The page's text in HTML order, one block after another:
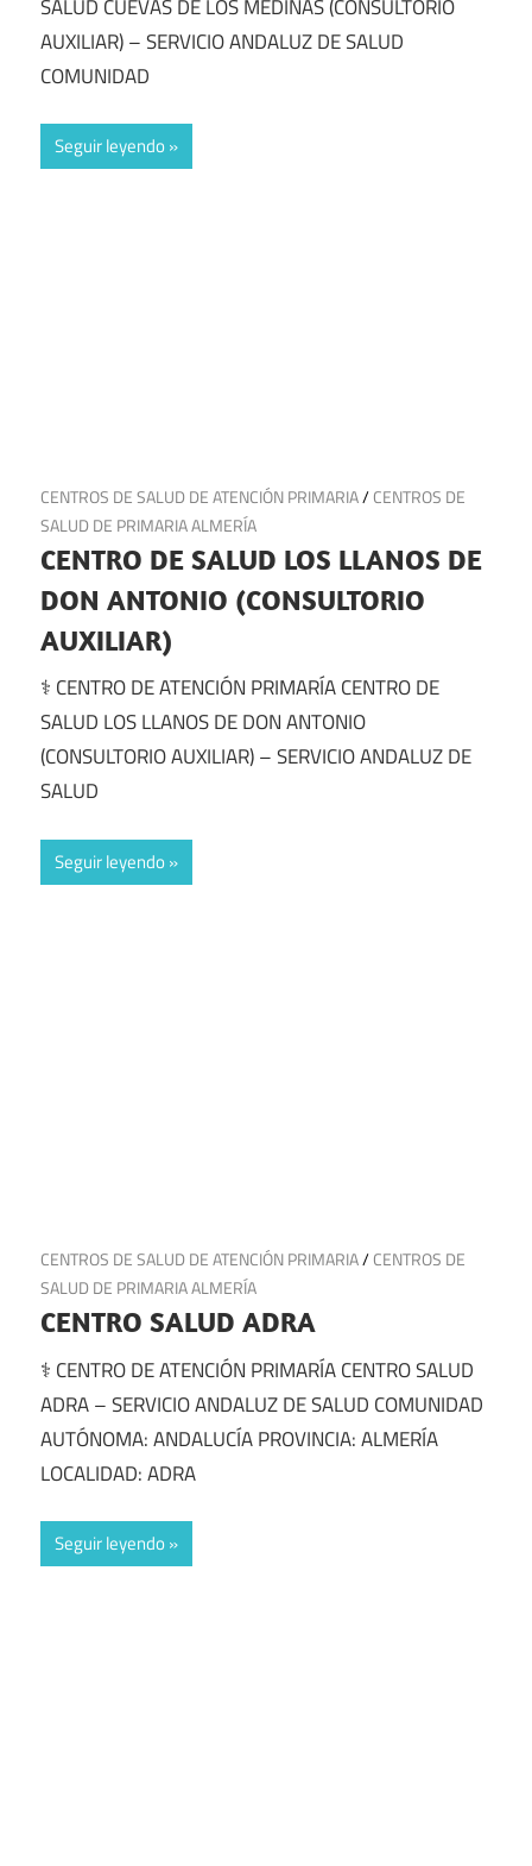
SALUD CUEVAS DE LOS MEDINAS (CONSULTORIO
AUXILIAR) – SERVICIO ANDALUZ DE SALUD
COMUNIDAD
Seguir leyendo
25 de junio de 2025
CENTROS DE SALUD DE ATENCIÓN PRIMARIA/CENTROS DE
SALUD DE PRIMARIA ALMERÍA
CENTRO DE SALUD LOS LLANOS DE
DON ANTONIO (CONSULTORIO
AUXILIAR)
⚕️ CENTRO DE ATENCIÓN PRIMARÍA CENTRO DE
SALUD LOS LLANOS DE DON ANTONIO
(CONSULTORIO AUXILIAR) – SERVICIO ANDALUZ DE
SALUD
Seguir leyendo
25 de junio de 2025
CENTROS DE SALUD DE ATENCIÓN PRIMARIA/CENTROS DE
SALUD DE PRIMARIA ALMERÍA
CENTRO SALUD ADRA
⚕️ CENTRO DE ATENCIÓN PRIMARÍA CENTRO SALUD
ADRA – SERVICIO ANDALUZ DE SALUD COMUNIDAD
AUTÓNOMA: ANDALUCÍA PROVINCIA: ALMERÍA
LOCALIDAD: ADRA
Seguir leyendo